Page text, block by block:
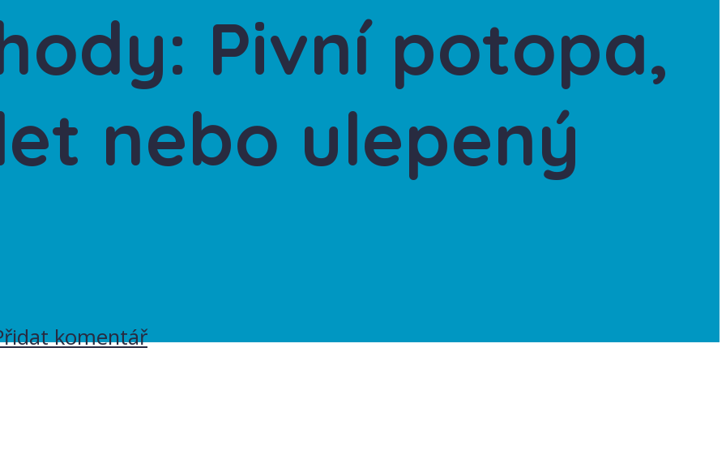
Pivní potopa,
nebo ulepený
komentář